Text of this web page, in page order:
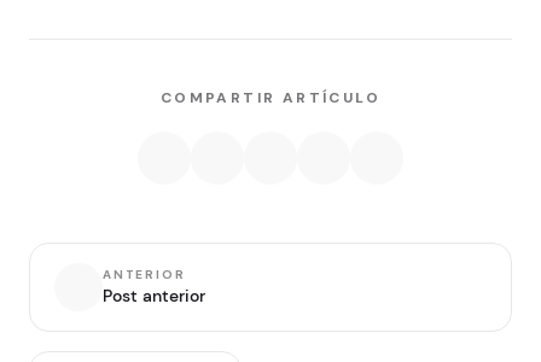
COMPARTIR ARTÍCULO
ANTERIOR
Post anterior